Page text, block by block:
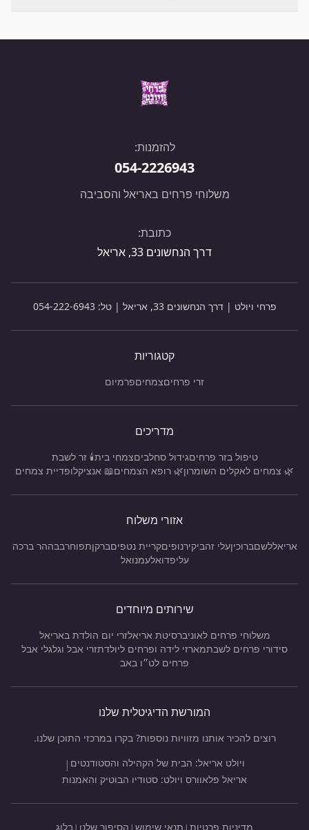
להזמנות:
054-2226943
משלוחי פרחים באריאל והסביבה
כתובת:
דרך הנחשונים 33, אריאל
פרחי ויולט | דרך הנחשונים 33, אריאל | טל: 054-222-6943
קטגוריות
זרי פרחיםצמחיםפרמיום
מדריכים
טיפול בזר פרחיםגידול סחלביםצמחי בית🕯️ זר לשבת
🌿 צמחים לאקלים השומרון🌿 רופא הצמחים📖 אנציקלופדיית צמחים
אזורי משלוח
אריאללשםברוכיןעלי זהביקירנופיםקריית נטפיםברקןתפוחרבבההר ברכה
עליפדואלעמנואל
שירותים מיוחדים
משלוחי פרחים לאוניברסיטת אריאלזרי יום הולדת באריאל
סידורי פרחים לשבתמארזי לידה ופרחים ליולדתזרי אבל וגלגלי אבל
פרחים לט״ו באב
המורשת הדיגיטלית שלנו
רוצים להכיר אותנו מזוויות נוספות? בקרו במרכזי התוכן שלנו.
ויולט אריאל: הבית של הקהילה והסטודנטים |
אריאל פלאוורס ויולט: סטודיו הבוטיק והאמנות
מדיניות פרטיות תנאי שימוש הסיפור שלנו בלוג